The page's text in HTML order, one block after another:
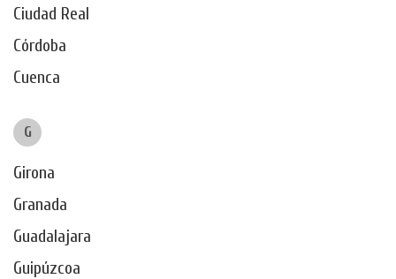
Ciudad Real
Córdoba
Cuenca
G
Girona
Granada
Guadalajara
Guipúzcoa